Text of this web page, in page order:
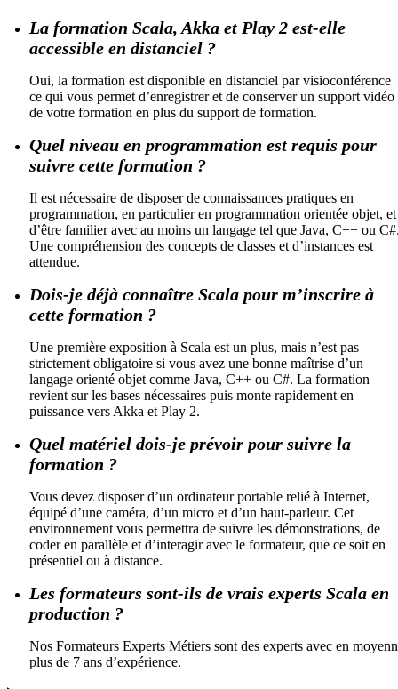
La formation Scala, Akka et Play 2 est-elle
accessible en distanciel ?
Oui, la formation est disponible en distanciel par visioconférence
ce qui vous permet d’enregistrer et de conserver un support vidéo
de votre formation en plus du support de formation.
Quel niveau en programmation est requis pour
suivre cette formation ?
Il est nécessaire de disposer de connaissances pratiques en
programmation, en particulier en programmation orientée objet, et
d’être familier avec au moins un langage tel que Java, C++ ou
Une compréhension des concepts de classes et d’instances est
attendue.
Dois-je déjà connaître Scala pour m’inscrire à
cette formation ?
Une première exposition à Scala est un plus, mais n’est pas
strictement obligatoire si vous avez une bonne maîtrise d’un
langage orienté objet comme Java, C++ ou C#. La formation
revient sur les bases nécessaires puis monte rapidement en
puissance vers Akka et Play 2.
Quel matériel dois-je prévoir pour suivre la
formation ?
Vous devez disposer d’un ordinateur portable relié à Internet,
équipé d’une caméra, d’un micro et d’un haut-parleur. Cet
environnement vous permettra de suivre les démonstrations, de
coder en parallèle et d’interagir avec le formateur, que ce soit en
présentiel ou à distance.
Les formateurs sont-ils de vrais experts Scala en
production ?
Nos Formateurs Experts Métiers sont des experts avec en
plus de 7 ans d’expérience.